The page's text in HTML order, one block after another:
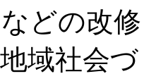
どの改
域社会